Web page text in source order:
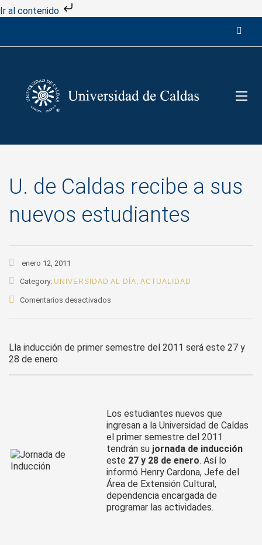
Ir al contenido
U. de Caldas recibe a sus
nuevos estudiantes
enero 12, 2011
Category: UNIVERSIDAD AL DÍA, ACTUALIDAD
Comentarios desactivados
recibe
sus
Lla inducción de primer semestre del 2011 será este 27 y
28 de enero
Los estudiantes nuevos que
ingresan a la Universidad de Caldas
el primer semestre del 2011
tendrán su jornada de inducción
este 27 y 28 de enero. Así lo
informó Henry Cardona, Jefe del
Área de Extensión Cultural,
dependencia encargada de
programar las actividades.